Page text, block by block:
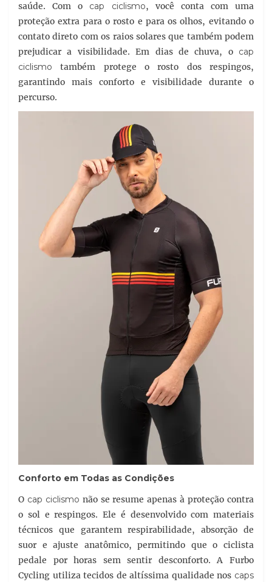
saúde. Com o cap ciclismo, você conta com uma
proteção extra para o rosto e para os olhos, evitando o
contato direto com os raios solares que também podem
prejudicar a visibilidade. Em dias de chuva, o cap
ciclismo também protege o rosto dos respingos,
garantindo mais conforto e visibilidade durante o
percurso.
Conforto em Todas as Condições
O cap ciclismo não se resume apenas à proteção contra
o sol e respingos. Ele é desenvolvido com materiais
técnicos que garantem respirabilidade, absorção de
suor e ajuste anatômico, permitindo que o ciclista
pedale por horas sem sentir desconforto. A Furbo
Cycling utiliza tecidos de altíssima qualidade nos caps